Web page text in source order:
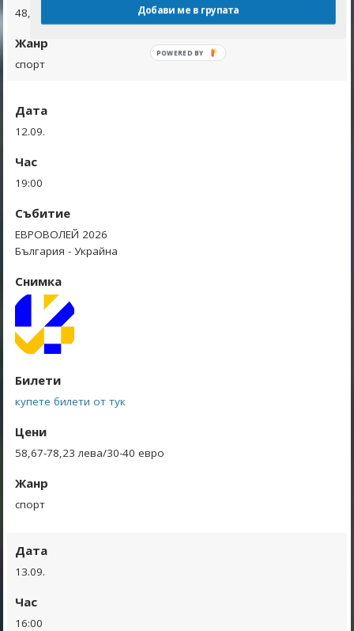
48,90-68,45 лева/25-35 евро
Жанр
спорт
Дата
12.09.
Час
19:00
Събитие
ЕВРОВОЛЕЙ 2026
България - Украйна
Снимка
Билети
купете билети от тук
Цени
58,67-78,23 лева/30-40 евро
Жанр
спорт
Дата
13.09.
Час
16:00
Добави ме в групата